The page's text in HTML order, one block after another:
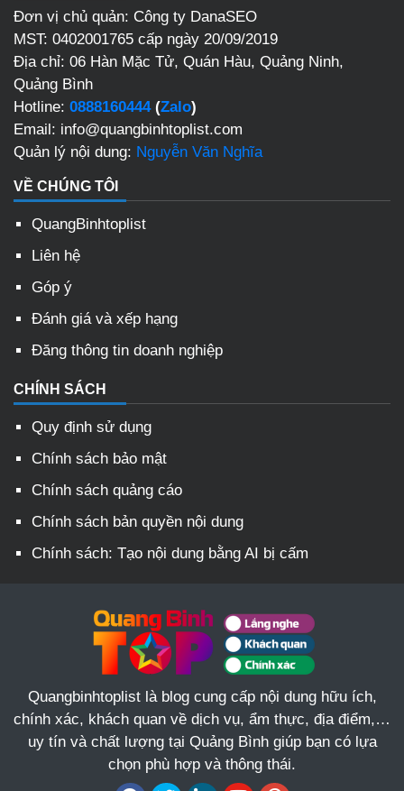
Đơn vị chủ quản: Công ty DanaSEO
MST: 0402001765 cấp ngày 20/09/2019
Địa chỉ: 06 Hàn Mặc Tử, Quán Hàu, Quảng Ninh,
Quảng Bình
Hotline: 0888160444(Zalo)
Email: info@quangbinhtoplist.com
Quản lý nội dung: Nguyễn Văn Nghĩa
VỀ CHÚNG TÔI
QuangBinhtoplist
Liên hệ
Góp ý
Đánh giá và xếp hạng
Đăng thông tin doanh nghiệp
CHÍNH SÁCH
Quy định sử dụng
Chính sách bảo mật
Chính sách quảng cáo
Chính sách bản quyền nội dung
Chính sách: Tạo nội dung bằng AI bị cấm
Quangbinhtoplist là blog cung cấp nội dung hữu ích,
chính xác, khách quan về dịch vụ, ẩm thực, địa điểm,…
uy tín và chất lượng tại Quảng Bình giúp bạn có lựa
chọn phù hợp và thông thái.